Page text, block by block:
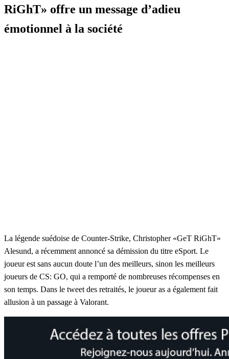
RiGhT» offre un message d’adieu
émotionnel à la société
La légende suédoise de Counter-Strike, Christopher «GeT RiGhT»
Alesund, a récemment annoncé sa démission du titre eSport. Le
joueur est sans aucun doute l’un des meilleurs, sinon les meilleurs
joueurs de CS: GO, qui a remporté de nombreuses récompenses en
son temps. Dans le tweet des retraités, le joueur as a également fait
allusion à un passage à Valorant.